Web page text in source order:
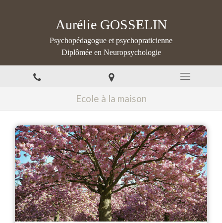
Aurélie GOSSELIN
Psychopédagogue et psychopraticienne
Diplômée en Neuropsychologie
Ecole à la maison